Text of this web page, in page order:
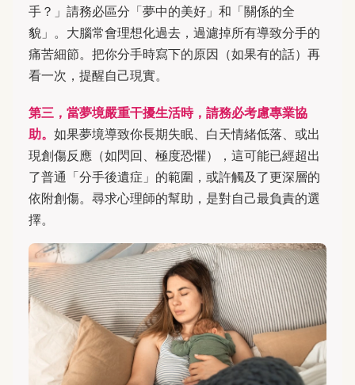
手？」請務必區分「夢中的美好」和「關係的全
貌」。大腦常會理想化過去，過濾掉所有導致分手的
痛苦細節。把你分手時寫下的原因（如果有的話）再
看一次，提醒自己現實。
第三，當夢境嚴重干擾生活時，請務必考慮專業協
助。 如果夢境導致你長期失眠、白天情緒低落、或出
現創傷反應（如閃回、極度恐懼），這可能已經超出
了普通「分手後遺症」的範圍，或許觸及了更深層的
依附創傷。尋求心理師的幫助，是對自己最負責的選
擇。